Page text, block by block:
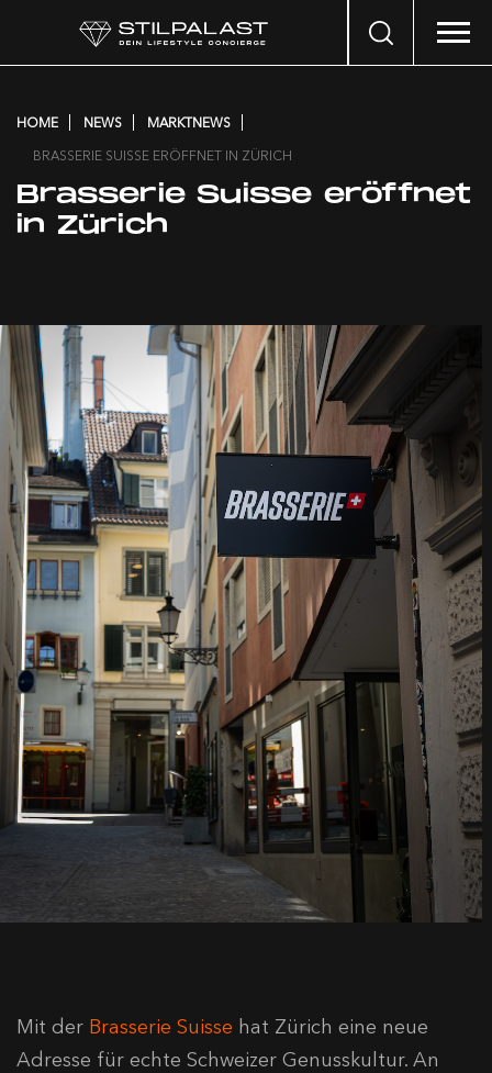
Search
HOME NEWS
MARKTNEWS
BRASSERIE SUISSE ERÖFFNET IN ZÜRICH
Brasserie Suisse eröffnet
in Zürich
Mit der Brasserie Suisse hat Zürich eine neue
Adresse für echte Schweizer Genusskultur. An